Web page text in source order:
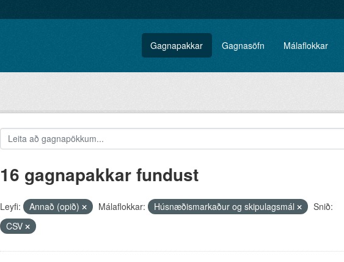
Gagnapakkar Gagnasöfn Málaflokkar
16 gagnapakkar fundust
Leyfi: Annað (opið) Málaflokkar: Húsnæðismarkaður og skipulagsmál
Snið:
CSV